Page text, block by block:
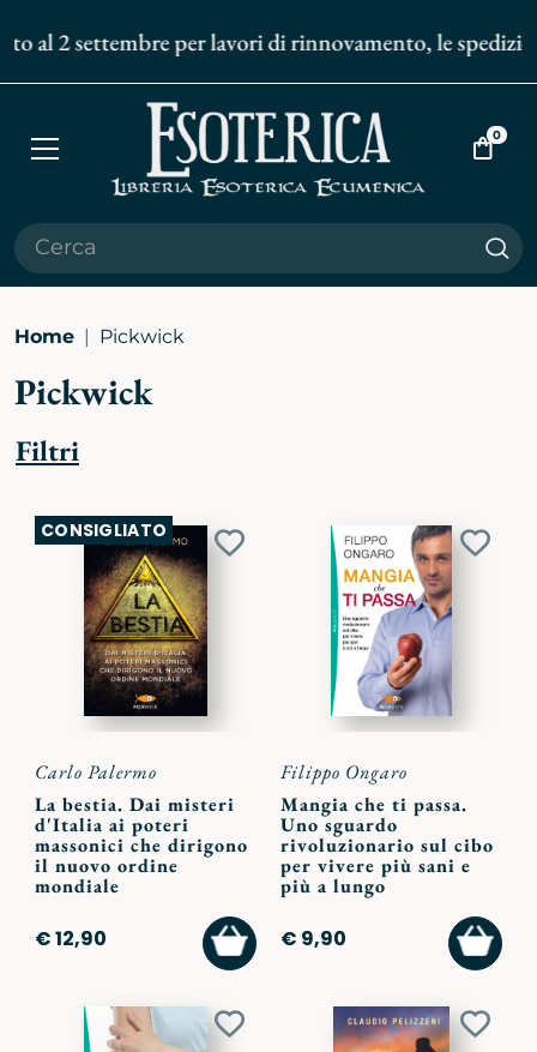
al 2 settembre per lavori di rinnovamento, le
Apri
Vai
0
Home Pickwick
Pickwick
Filtri
CONSIGLIATO
Aggiungi
Carlo Palermo
La bestia. Dai misteri
d'Italia ai poteri
massonici che dirigono
il nuovo ordine
mondiale
€ 12,90
AGGIUNGI
AL
CARRELLO
Filippo Ongaro
Mangia che ti passa.
Uno sguardo
rivoluzionario sul cibo
per vivere più sani e
più a lungo
€ 9,90
AL
Aggiungi